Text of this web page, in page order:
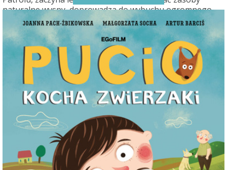
naturalne wyspy, doprowadza do wybuchu ogromnego,
uśpionego od lat wulkanu. Psi Patrol podejmuje się
największej akcji ratunkowej w swojej historii. Szczeniaczki
muszą powstrzymać Humdingera, zanim doprowadzi do
zagłady całego życia na wyspie.